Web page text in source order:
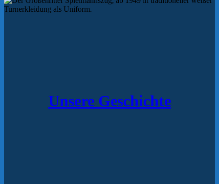
Unsere Geschichte